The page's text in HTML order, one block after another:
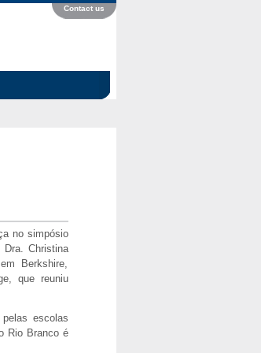
Contact us
no simpósio
Dra. Christina
Berkshire,
que reuniu
escolas
Rio Branco é